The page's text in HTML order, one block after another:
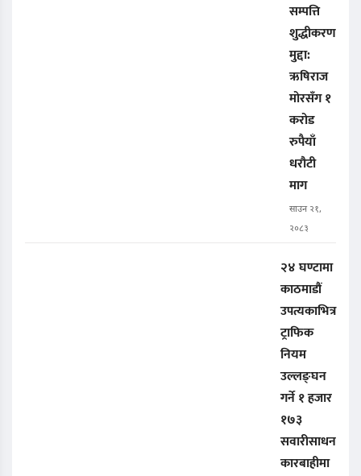
सम्पत्ति
शुद्धीकरण
मुद्दा:
ऋषिराज
मोरसँग १
करोड
रुपैयाँ
धरौटी
माग
साउन २१,
२०८३
२४ घण्टामा
काठमाडौं
उपत्यकाभित्र
ट्राफिक
नियम
उल्लङ्घन
गर्ने १ हजार
१७३
सवारीसाधन
कारबाहीमा